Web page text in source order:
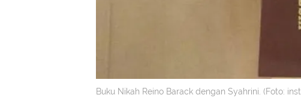
Buku Nikah Reino Barack dengan Syahrini. (Foto: